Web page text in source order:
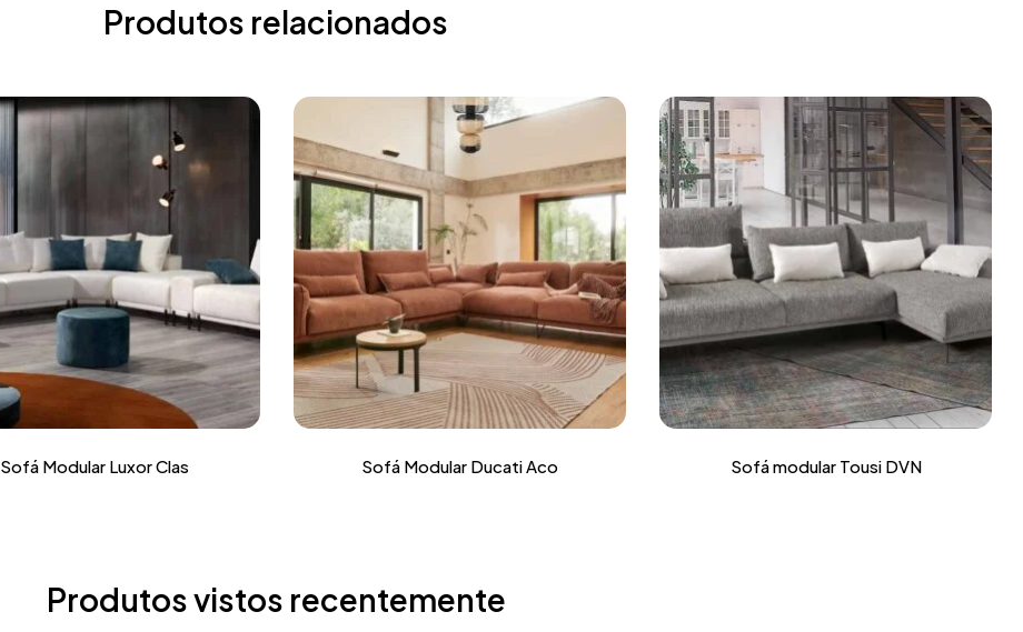
Produtos relacionados
Sofá Modular Luxor Clas Sofá Modular Ducati Aco Sofá modular Tousi DVN
Produtos vistos recentemente